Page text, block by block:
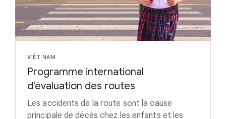
VIÊT NAM
Programme international
d'évaluation des routes
Les accidents de la route sont la cause
principale de décès chez les enfants et les